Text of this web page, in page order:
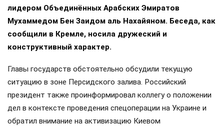
лидером Объединённых Арабских Эмиратов
Мухаммедом Бен Заидом аль Нахайяном. Беседа, как
сообщили в Кремле, носила дружеский и
конструктивный характер.
Главы государств обстоятельно обсудили текущую
ситуацию в зоне Персидского залива. Российский
президент также проинформировал коллегу о положении
дел в контексте проведения спецоперации на Украине и
обратил внимание на активизацию Киевом